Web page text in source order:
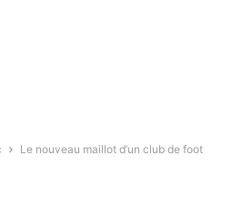
Le nouveau maillot d’un club de foot